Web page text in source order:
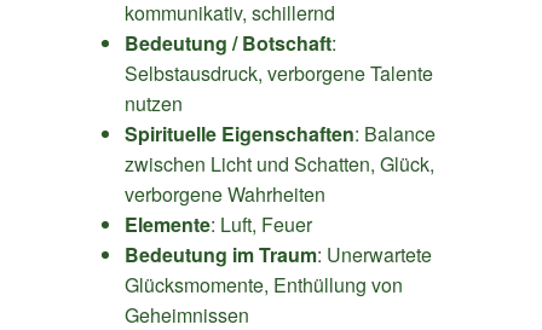
kommunikativ, schillernd
Bedeutung / Botschaft:
Selbstausdruck, verborgene Talente
nutzen
Spirituelle Eigenschaften: Balance
zwischen Licht und Schatten, Glück,
verborgene Wahrheiten
Elemente: Luft, Feuer
Bedeutung im Traum: Unerwartete
Glücksmomente, Enthüllung von
Geheimnissen